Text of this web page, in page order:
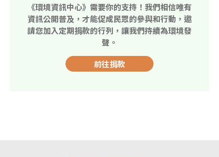
《環境資訊中心》需要你的支持！我們相信唯有
資訊公開普及，才能促成民眾的參與和行動，邀
請您加入定期捐款的行列，讓我們持續為環境發
聲。
前往捐款